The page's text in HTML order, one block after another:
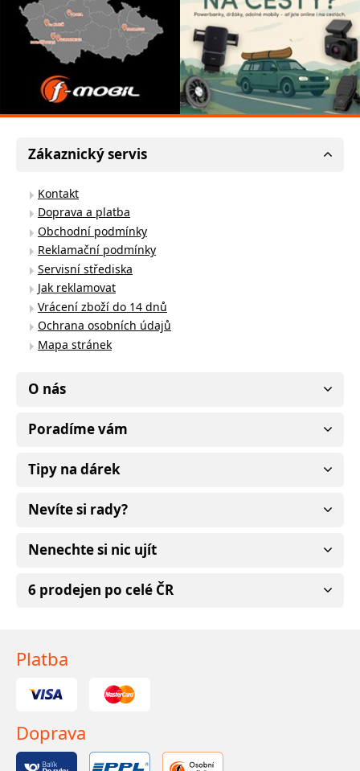
Zákaznický servis
Kontakt
Doprava a platba
Obchodní podmínky
Reklamační podmínky
Servisní střediska
Jak reklamovat
Vrácení zboží do 14 dnů
Ochrana osobních údajů
Mapa stránek
O nás
Poradíme vám
Tipy na dárek
Nevíte si rady?
Nenechte si nic ujít
6 prodejen po celé ČR
Platba
Doprava